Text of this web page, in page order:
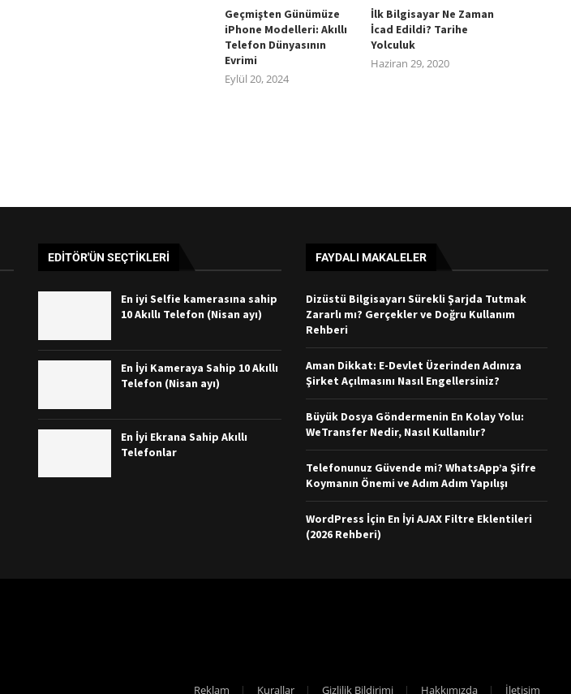
Geçmişten Günümüze
iPhone Modelleri: Akıllı
Telefon Dünyasının
Evrimi
Eylül 20, 2024
İlk Bilgisayar Ne Zaman
İcad Edildi? Tarihe
Yolculuk
Haziran 29, 2020
EDITÖR'ÜN SEÇTIKLERI
En iyi Selfie kamerasına sahip
10 Akıllı Telefon (Nisan ayı)
En İyi Kameraya Sahip 10 Akıllı
Telefon (Nisan ayı)
En İyi Ekrana Sahip Akıllı
Telefonlar
FAYDALI MAKALELER
Dizüstü Bilgisayarı Sürekli Şarjda Tutmak
Zararlı mı? Gerçekler ve Doğru Kullanım
Rehberi
Aman Dikkat: E-Devlet Üzerinden Adınıza
Şirket Açılmasını Nasıl Engellersiniz?
Büyük Dosya Göndermenin En Kolay Yolu:
WeTransfer Nedir, Nasıl Kullanılır?
Telefonunuz Güvende mi? WhatsApp’a Şifre
Koymanın Önemi ve Adım Adım Yapılışı
WordPress İçin En İyi AJAX Filtre Eklentileri
(2026 Rehberi)
Reklam Kurallar Gizlilik Bildirimi Hakkımızda İletişim